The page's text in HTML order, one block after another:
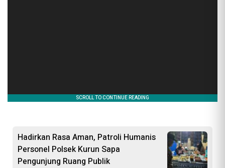
Hadirkan Rasa Aman, Patroli Humanis
Personel Polsek Kurun Sapa
Pengunjung Ruang Publik